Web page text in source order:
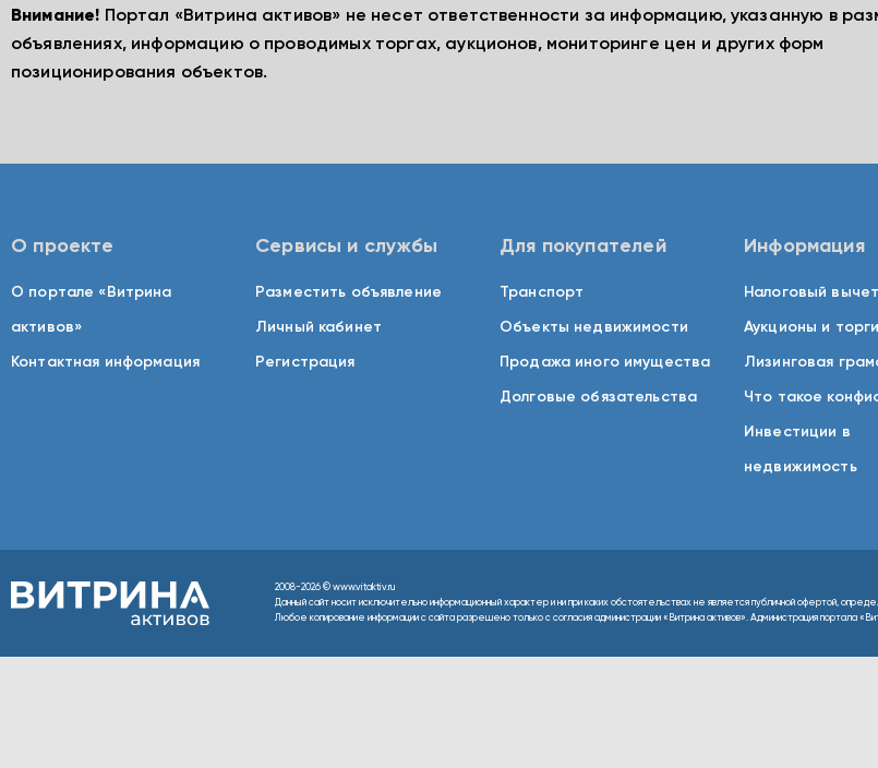
Внимание! Портал «Витрина активов» не несет ответственности за информацию, указанную в
объявлениях, информацию о проводимых торгах, аукционов, мониторинге цен и других форм
позиционирования объектов.
О проекте
О портале «Витрина
активов»
Контактная информация
Сервисы и службы
Разместить объявление
Личный кабинет
Регистрация
Для покупателей
Транспорт
Объекты недвижимости
Продажа иного имущества
Долговые обязательства
Информация
Налоговый вычет
Аукционы и торги
Лизинговая
Что такое
Инвестиции в
недвижимость
2008-2026 © www.vitaktiv.ru
Данный сайт носит исключительно информационный характер и ни при каких обстоятельствах не является публичной офертой,
Любое копирование информации с сайта разрешено только с согласия администрации «Витрина активов». Администрация портала